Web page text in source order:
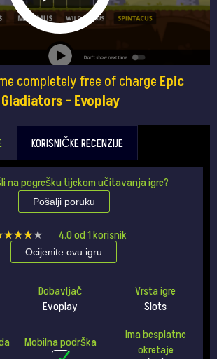
completely free of charge Epic
Gladiators – Evoplay
KORISNIČKE RECENZIJE
na pogrešku tijekom učitavanja igre?
Pošalji poruku
4.0od1korisnik
Ocijenite ovu igru
Dobavljač
Evoplay
Vrsta igre
Slots
Mobilna podrška
Ima besplatne
okretaje